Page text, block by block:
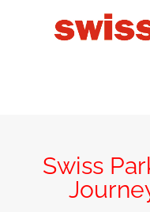
Swiss